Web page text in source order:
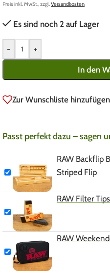
Preis inkl. MwSt., zzgl.Versandkosten
Es sind noch 2 auf Lager
- +
In den
Zur Wunschliste hinzufügen
Passt perfekt dazu – sagen
RAW Backflip
Striped Flip
RAW Filter Tips
RAW